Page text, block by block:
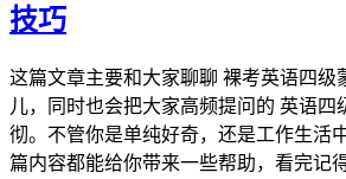
技巧
这篇文章主要和大家聊聊 裸考英语四级
儿，同时也会把大家高频提问的 英语四
彻。不管你是单纯好奇，还是工作生活
篇内容都能给你带来一些帮助，看完记